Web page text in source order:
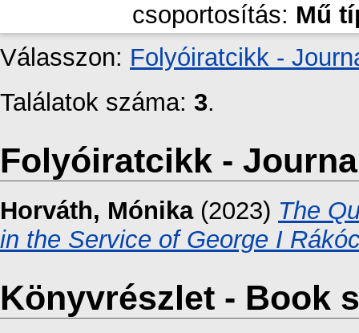
csoportosítás: Mű
Válasszon: Folyóiratcikk -
Találatok száma: 3.
Folyóiratcikk -
Horváth, Mónika(2023) The
in the Service of George I
Könyvrészlet - Book